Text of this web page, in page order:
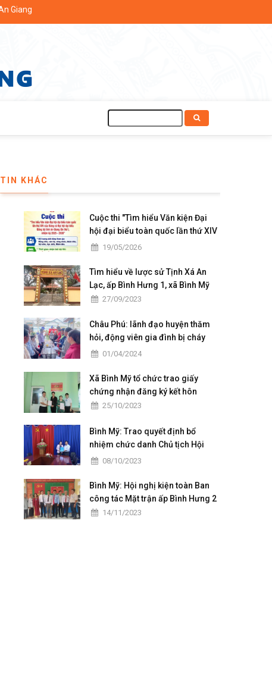
kiếm
TIN KHÁC
Cuộc thi "Tìm hiểu Văn kiện Đại
hội đại biểu toàn quốc lần thứ XIV
của Đảng và Đại hội đại biểu Đảng
kỳ 2025 - 2030"
19/05/2026
Tìm hiểu về lược sử Tịnh Xá An
Lạc, ấp Bình Hưng 1, xã Bình Mỹ
27/09/2023
Châu Phú: lãnh đạo huyện thăm
hỏi, động viên gia đình bị cháy
nhà tại xã Bình Mỹ
01/04/2024
Xã Bình Mỹ tổ chức trao giấy
chứng nhận đăng ký kết hôn
25/10/2023
Bình Mỹ: Trao quyết định bổ
nhiệm chức danh Chủ tịch Hội
khuyến học xã Bình Mỹ
08/10/2023
Bình Mỹ: Hội nghị kiện toàn Ban
công tác Mặt trận ấp Bình Hưng 2
14/11/2023